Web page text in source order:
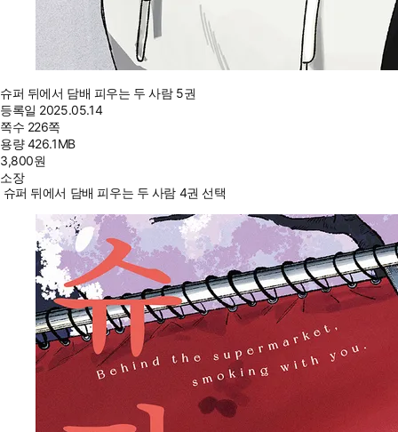
슈퍼 뒤에서 담배 피우는 두 사람 5권
등록일 2025.05.14
쪽수 226쪽
용량426.1MB
3,800원
소장
슈퍼 뒤에서 담배 피우는 두 사람 4권 선택